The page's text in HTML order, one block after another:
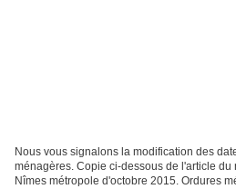
Nous vous signalons la modification des
ménagères. Copie ci-dessous de l'article du
Nîmes métropole d'octobre 2015. Ordures